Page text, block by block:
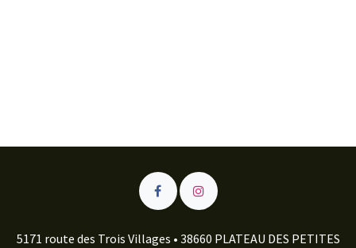
5171 route des Trois Villages • 38660 PLATEAU DES PETITES